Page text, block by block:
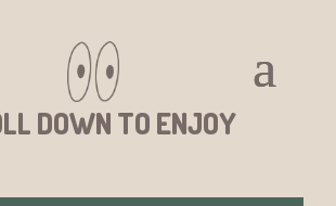
DOWN TO ENJOY